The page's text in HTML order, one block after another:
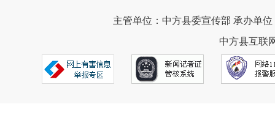
主管单位：中方县委宣传部 承办单
中方县互联